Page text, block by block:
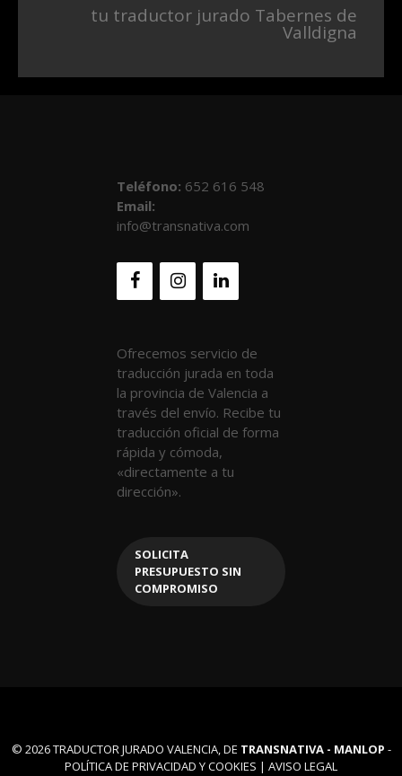
tu traductor jurado Tabernes de
Valldigna
Teléfono: 652 616 548
Email:
info@transnativa.com
Ofrecemos servicio de
traducción jurada en toda
la provincia de Valencia a
través del envío. Recibe tu
traducción oficial de forma
rápida y cómoda,
«directamente a tu
dirección».
SOLICITA
PRESUPUESTO SIN
COMPROMISO
© 2026 TRADUCTOR JURADO VALENCIA, DE TRANSNATIVA - MANLOP -
POLÍTICA DE PRIVACIDAD Y COOKIES | AVISO LEGAL